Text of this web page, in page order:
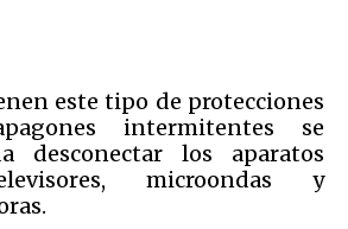
este tipo de protecciones
intermitentes se
desconectar los aparatos
microondas y